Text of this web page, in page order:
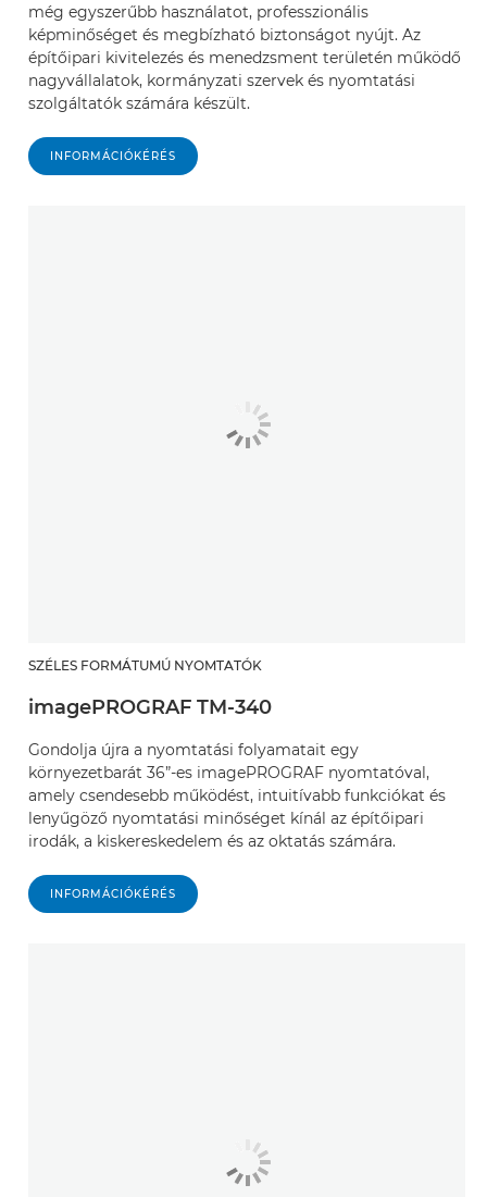
még egyszerűbb használatot, professzionális
képminőséget és megbízható biztonságot nyújt. Az
építőipari kivitelezés és menedzsment területén működő
nagyvállalatok, kormányzati szervek és nyomtatási
szolgáltatók számára készült.
INFORMÁCIÓKÉRÉS
SZÉLES FORMÁTUMÚ NYOMTATÓK
imagePROGRAF TM-340
Gondolja újra a nyomtatási folyamatait egy
környezetbarát 36”-es imagePROGRAF nyomtatóval,
amely csendesebb működést, intuitívabb funkciókat és
lenyűgöző nyomtatási minőséget kínál az építőipari
irodák, a kiskereskedelem és az oktatás számára.
INFORMÁCIÓKÉRÉS